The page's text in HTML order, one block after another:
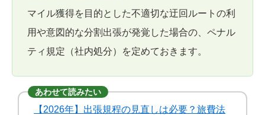
マイル獲得を目的とした不適切な迂回ルートの利
用や意図的な分割出張が発覚した場合の、ペナル
ティ規定（社内処分）を定めておきます。
あわせて読みたい
【2026年】出張規程の見直しは必要？旅費法